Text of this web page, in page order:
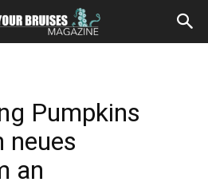
Pumpkins
neues
an